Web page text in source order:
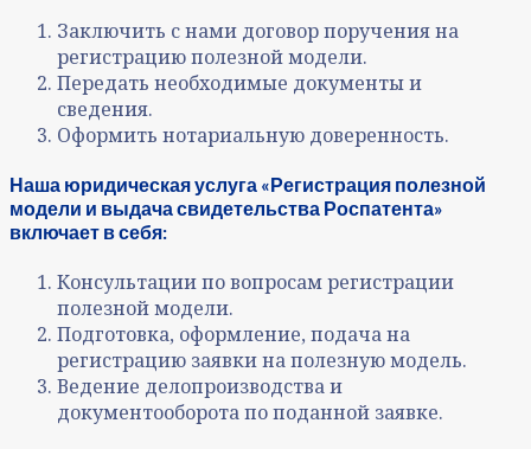
Заключить с нами договор поручения на
регистрацию полезной модели.
Передать необходимые документы и
сведения.
Оформить нотариальную доверенность.
Наша юридическая услуга «Регистрация полезной
модели и выдача свидетельства Роспатента»
включает в себя:
Консультации по вопросам регистрации
полезной модели.
Подготовка, оформление, подача на
регистрацию заявки на полезную модель.
Ведение делопроизводства и
документооборота по поданной заявке.